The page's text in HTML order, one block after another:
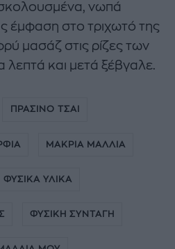
νωπά
έμφαση στο τριχωτό της
μασάζ στις ρίζες των
λεπτά και μετά ξέβγαλε.
ΠΡΑΣΙΝΟ ΤΣΑΙ
ΜΑΚΡΙΑ ΜΑΛΛΙΑ
ΦΥΣΙΚΑ ΥΛΙΚΑ
ΦΥΣΙΚΗ ΣΥΝΤΑΓΗ